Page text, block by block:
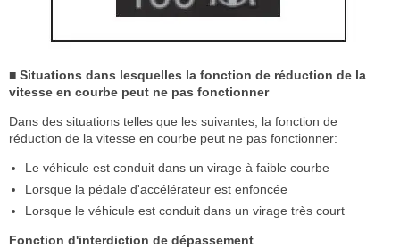
■ Situations dans lesquelles la fonction de réduction de la
vitesse en courbe peut ne pas fonctionner
Dans des situations telles que les suivantes, la fonction de
réduction de la vitesse en courbe peut ne pas fonctionner:
Le véhicule est conduit dans un virage à faible courbe
Lorsque la pédale d'accélérateur est enfoncée
Lorsque le véhicule est conduit dans un virage très court
Fonction d'interdiction de dépassement